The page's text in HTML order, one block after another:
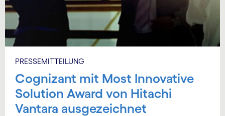
PRESSEMITTEILUNG
Cognizant mit Most Innovative
Solution Award von Hitachi
Vantara ausgezeichnet